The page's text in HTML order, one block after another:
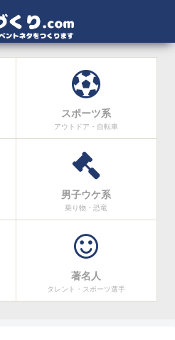
スポーツ系
アウトドア・自転車
男子ウケ系
乗り物・恐竜
著名人
タレント・スポーツ選手